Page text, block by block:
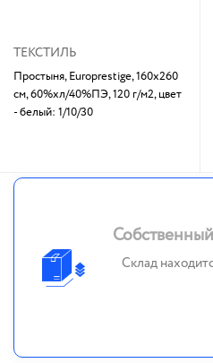
ТЕКСТИЛЬ
Простыня, Europrestige, 160х260
см, 60%хл/40%ПЭ, 120 г/м2, цвет
- белый: 1/10/30
Склад